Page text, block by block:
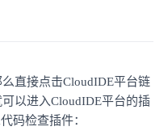
直接点击CloudIDE平台链
以进入CloudIDE平台的插
码检查插件：